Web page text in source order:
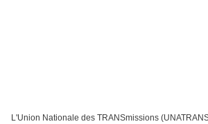
L'Union Nationale des TRANSmissions